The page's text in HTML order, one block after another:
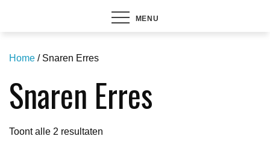
MENU
Home / Snaren Erres
Snaren Erres
Toont alle 2 resultaten